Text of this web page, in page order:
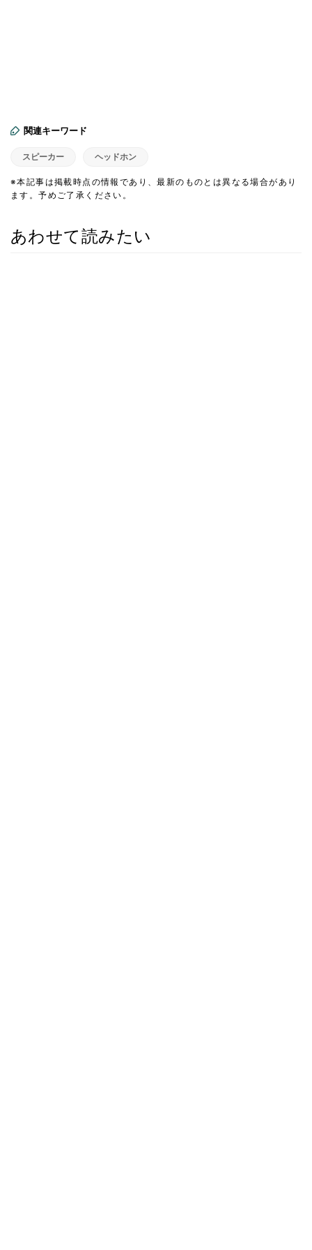
関連キーワード
スピーカー ヘッドホン
※本記事は掲載時点の情報であり、最新のものとは異なる場合があり
ます。予めご了承ください。
あわせて読みたい